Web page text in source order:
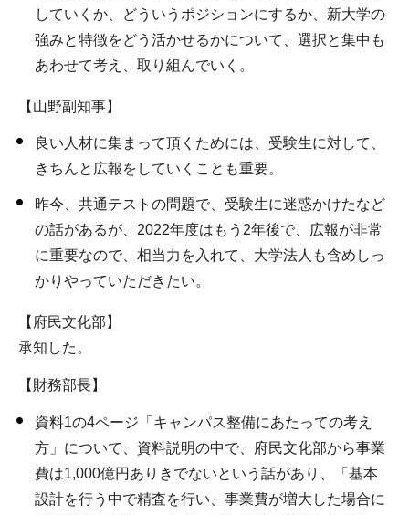
していくか、どういうポジションにするか、新大学の
強みと特徴をどう活かせるかについて、選択と集中も
あわせて考え、取り組んでいく。
【山野副知事】
良い人材に集まって頂くためには、受験生に対して、
きちんと広報をしていくことも重要。
昨今、共通テストの問題で、受験生に迷惑かけたなど
の話があるが、2022年度はもう2年後で、広報が非常
に重要なので、相当力を入れて、大学法人も含めしっ
かりやっていただきたい。
【府民文化部】
承知した。
【財務部長】
資料1の4ページ「キャンパス整備にあたっての考え
方」について、資料説明の中で、府民文化部から事業
費は1,000億円ありきでないという話があり、「基本
設計を行う中で精査を行い、事業費が増大した場合に